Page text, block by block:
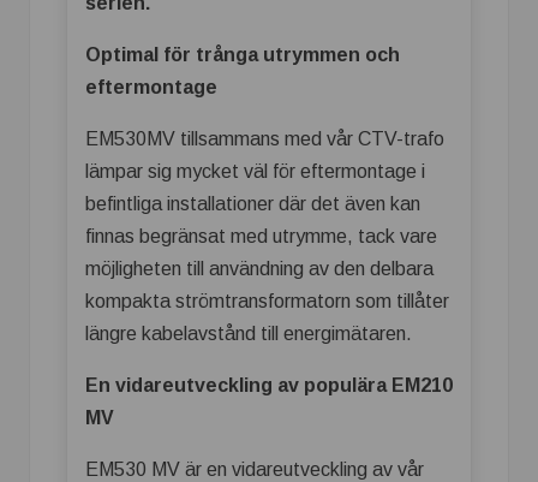
Optimal för trånga utrymmen och
eftermontage
EM530MV tillsammans med vår CTV-trafo
lämpar sig mycket väl för eftermontage i
befintliga installationer där det även kan
finnas begränsat med utrymme, tack vare
möjligheten till användning av den delbara
kompakta strömtransformatorn som tillåter
längre kabelavstånd till energimätaren.
En vidareutveckling av populära EM210
MV
EM530 MV är en vidareutveckling av vår